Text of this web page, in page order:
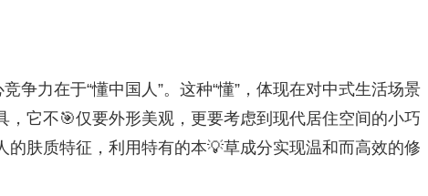
争力在于“懂中国人”。这种“懂”，体现在对中式生活场景
它不🎯仅要外形美观，更要考虑到现代居住空间的小巧
肤质特征，利用特有的本💡草成分实现温和而高效的修